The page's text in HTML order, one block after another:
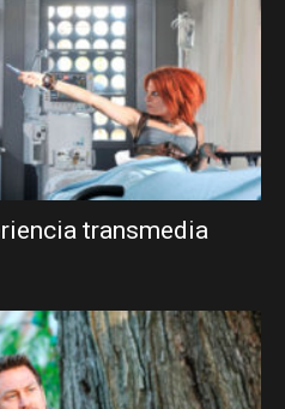
transmedia